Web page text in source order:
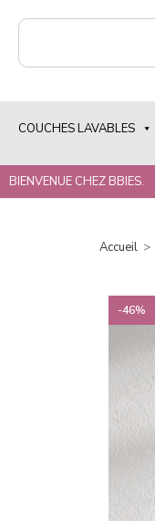
COUCHES LAVABLES
BIENVENUE CHEZ BBIES.
Accueil >
-46%